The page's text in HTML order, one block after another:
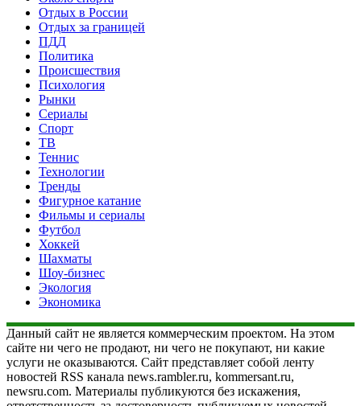
Отдых в России
Отдых за границей
ПДД
Политика
Происшествия
Психология
Рынки
Сериалы
Спорт
ТВ
Теннис
Технологии
Тренды
Фигурное катание
Фильмы и сериалы
Футбол
Хоккей
Шахматы
Шоу-бизнес
Экология
Экономика
Данный сайт не является коммерческим проектом. На этом
сайте ни чего не продают, ни чего не покупают, ни какие
услуги не оказываются. Сайт представляет собой ленту
новостей RSS канала news.rambler.ru, kommersant.ru,
newsru.com. Материалы публикуются без искажения,